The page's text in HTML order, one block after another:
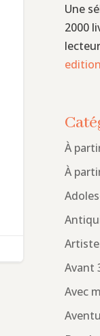
Une
2000
À
À
Avant
Avec